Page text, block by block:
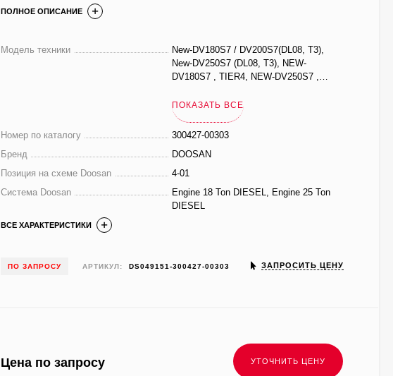
ПОЛНОЕ ОПИСАНИЕ
Модель техники
New-DV180S7 / DV200S7(DL08, T3),
New-DV250S7 (DL08, T3), NEW-
DV180S7 , TIER4, NEW-DV250S7 ,
ПОКАЗАТЬ ВСЕ
Номер по каталогу
300427-00303
Бренд
DOOSAN
Позиция на схеме Doosan
4-01
Система Doosan
Engine 18 Ton DIESEL, Engine 25 Ton
DIESEL
ВСЕ ХАРАКТЕРИСТИКИ
ПО ЗАПРОСУ АРТИКУЛ: DS049151-300427-00303 ЗАПРОСИТЬ ЦЕНУ
Цена по запросу